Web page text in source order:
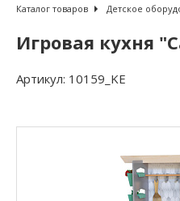
Каталог товаров Детское
Игровая кухня
Артикул: 10159_KE